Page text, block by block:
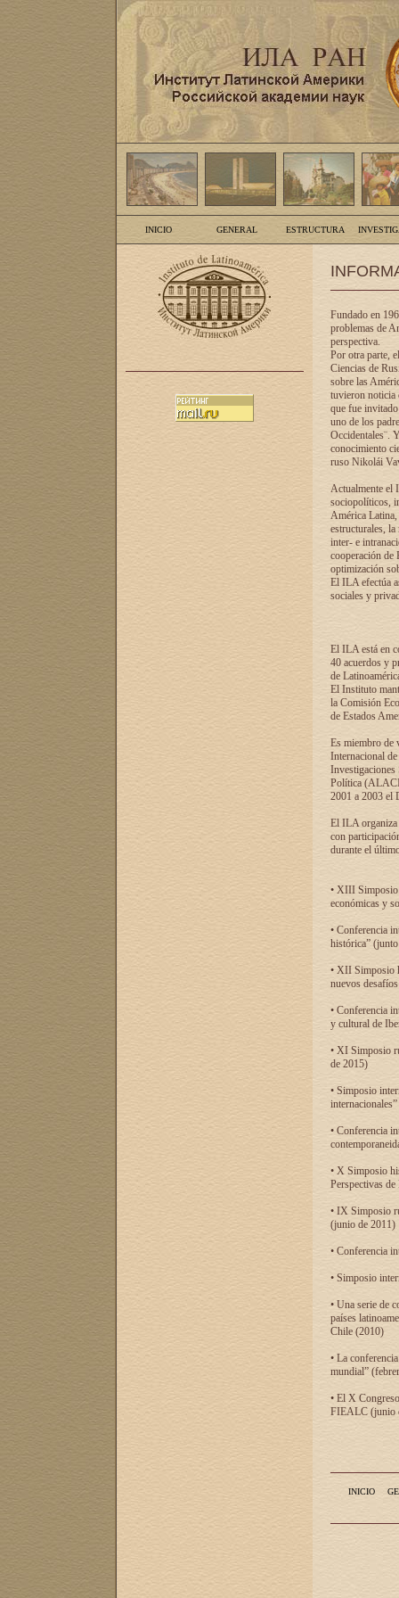
INICIO GENERAL ESTRUCTURA
Fundado en
problemas de
perspectiva.
Por otra parte,
Ciencias de
sobre las
tuvieron noticia
que fue
uno de los
Occidentales¨.
conocimiento
ruso Nikolái
Actualmente el
sociopolíticos,
América Latina,
estructurales,
inter- e
cooperación de
optimización
El ILA efectúa
sociales y
El ILA está en
40 acuerdos y
de
El Instituto
la Comisión
de Estados
Es miembro de
Internacional
Investigaciones
Política
2001 a 2003 el
El ILA organiza
con
durante el
• XIII Simposio
económicas y
• Conferencia
histórica”
• XII Simposio
nuevos
• Conferencia
y cultural de
• XI Simposio
de 2015)
• Simposio
• Conferencia
• X Simposio
Perspectivas
• IX Simposio
(junio de 2011)
• Conferencia
• Simposio
• Una serie de
países
Chile (2010)
• La
mundial”
• El X
FIEALC (junio
INICIO